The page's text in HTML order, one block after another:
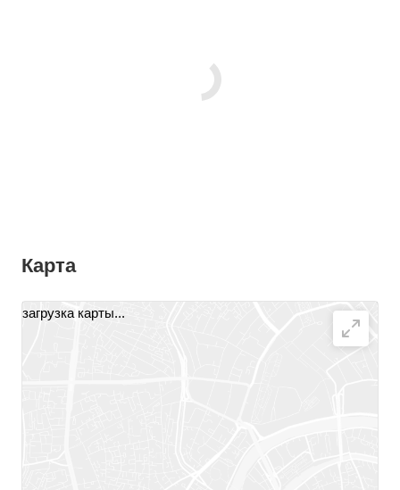
Карта
загрузка карты...